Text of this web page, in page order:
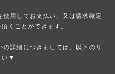
用してお支払い、又は請求確定
くことができます。
詳細につきましては、以下のリ
い▼